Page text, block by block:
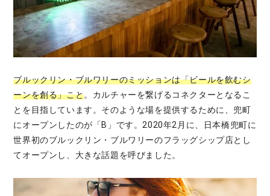
ブルックリン・ブルワリーのミッションは「ビールを飲むシ
ーンを創る」こと。カルチャーを繋げるコネクターとなるこ
とを目指しています。そのような場を提供するために、兜町
にオープンしたのが「B」です。2020年2月に、日本橋兜町に
世界初のブルックリン・ブルワリーのフラッグシップ店とし
てオープンし、大きな話題を呼びました。